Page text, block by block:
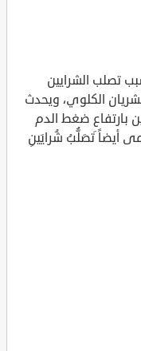
تصلب الشرايين
الكلوي، ويحدث
بارتفاع ضغط الدم
أيضاً َتصَلُّبُ شُرايَينِ